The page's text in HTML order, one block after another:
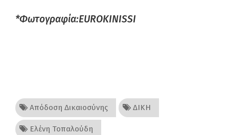
*Φωτογραφία:ΕUROKINISSI
Απόδοση Δικαιοσύνης ΔΙΚΗ
Ελένη Τοπαλούδη